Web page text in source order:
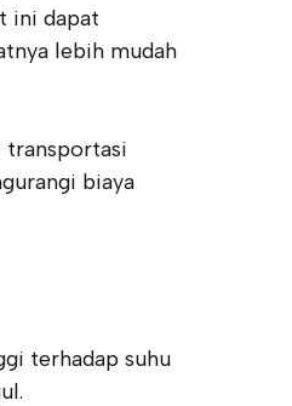
ini dapat
lebih mudah
transportasi
biaya
terhadap suhu